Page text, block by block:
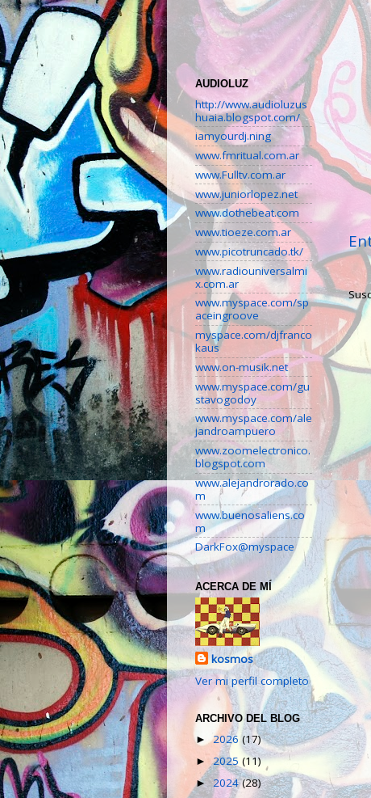
AUDIOLUZ
http://www.audioluzus
huaia.blogspot.com/
iamyourdj.ning
www.fmritual.com.ar
www.Fulltv.com.ar
www.juniorlopez.net
www.dothebeat.com
www.tioeze.com.ar
www.picotruncado.tk/
www.radiouniversalmi
x.com.ar
www.myspace.com/sp
aceingroove
myspace.com/djfranco
kaus
www.on-musik.net
www.myspace.com/gu
stavogodoy
www.myspace.com/ale
jandroampuero
www.zoomelectronico.
blogspot.com
www.alejandrorado.co
m
www.buenosaliens.co
m
DarkFox@myspace
ACERCA DE MÍ
kosmos
Ver mi perfil completo
ARCHIVO DEL BLOG
►2026 (17)
►2025 (11)
►2024(28)